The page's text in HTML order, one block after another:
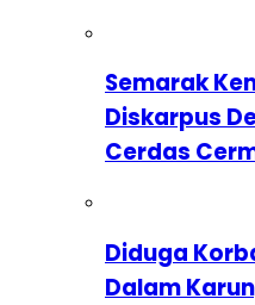
Semarak
Diskarpus
Cerdas
Diduga
Dalam